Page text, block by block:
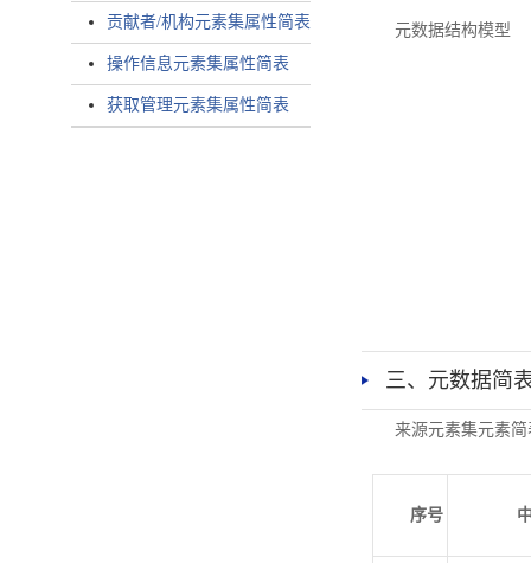
贡献者/机构元素集属性简表
操作信息元素集属性简表
获取管理元素集属性简表
元数据结构模型
三、元数据简
来源元素集元素简
序号